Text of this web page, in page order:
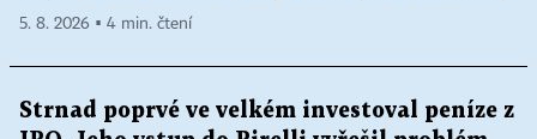
5. 8. 2026 ▪ 4 min. čtení
Strnad poprvé ve velkém investoval peníze z